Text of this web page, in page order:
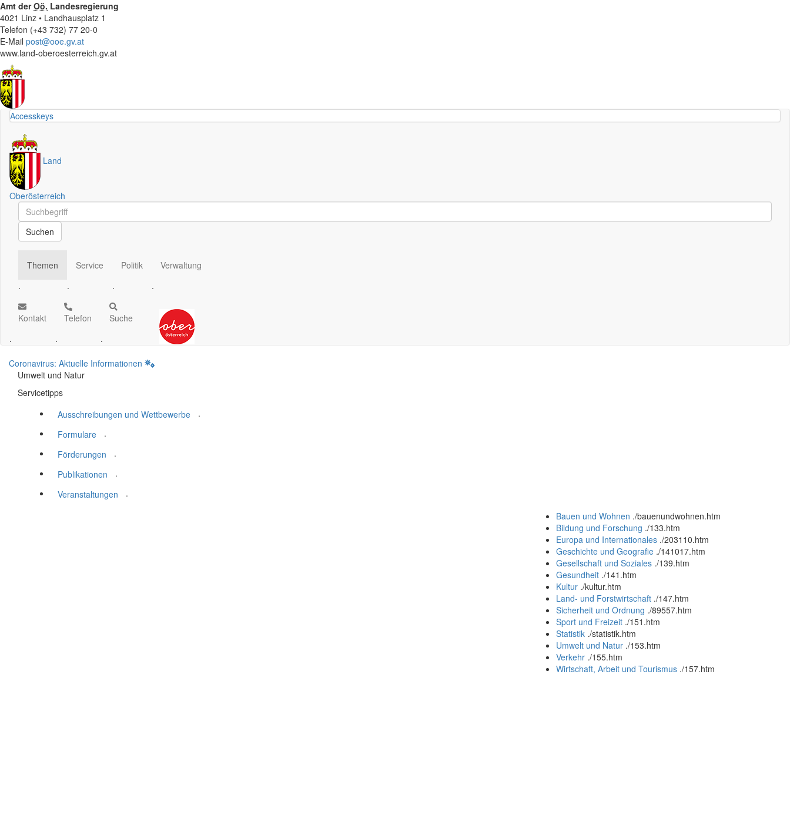
Amt derOö. Landesregierung
4021 Linz • Landhausplatz 1
Telefon (+43 732) 77 20-0
E-Mail post@ooe.gv.at
www.land-oberoesterreich.gv.at
Accesskeys
Land
Oberösterreich
Schnellsuche
Schnellsuche
Suchen
Themen
.
Service
.
Politik
.
Verwaltung
.
Kontakt
.
Telefon
.
Suche
.
Coronavirus: Aktuelle Informationen
Umwelt und Natur
Servicetipps
Ausschreibungen und Wettbewerbe
.
Formulare
.
Förderungen
.
Publikationen
.
Veranstaltungen
.
Bauen und Wohnen ./bauenundwohnen.htm
Bildung und Forschung ./133.htm
Europa und Internationales ./203110.htm
Geschichte und Geografie ./141017.htm
Gesellschaft und Soziales ./139.htm
Gesundheit ./141.htm
Kultur ./kultur.htm
Land- und Forstwirtschaft ./147.htm
Sicherheit und Ordnung ./89557.htm
Sport und Freizeit ./151.htm
Statistik ./statistik.htm
Umwelt und Natur ./153.htm
Verkehr ./155.htm
Wirtschaft, Arbeit und Tourismus ./157.htm